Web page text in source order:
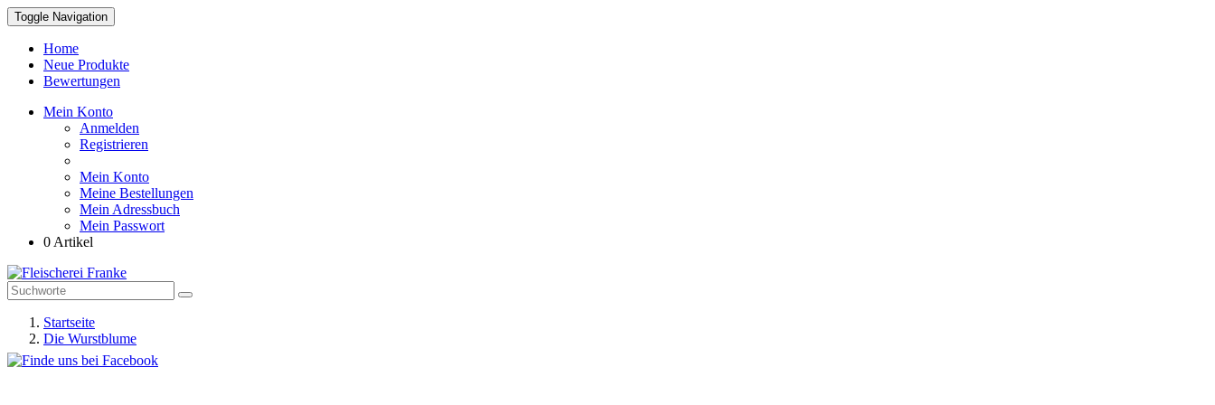
Toggle Navigation
Home
Neue Produkte
Bewertungen
Mein Konto
Anmelden
Registrieren
Mein Konto
Meine Bestellungen
Mein Adressbuch
Mein Passwort
0 Artikel
Startseite
Die Wurstblume